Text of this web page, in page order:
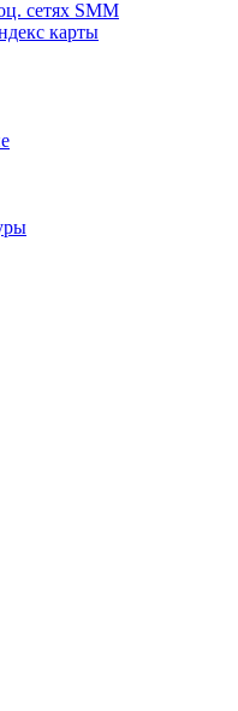
сетях SMM
карты